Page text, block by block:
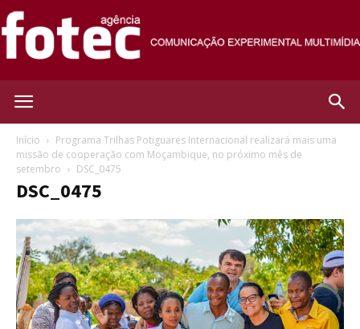
Início
Programa Trilhas Potiguares Internacional realizará mais uma
missão de cooperação com Moçambique, no próximo mês de
setembro
DSC_0475
DSC_0475